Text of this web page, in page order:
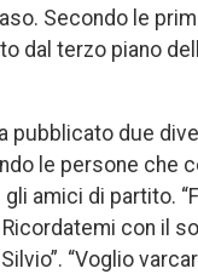
Secondo le
dal terzo piano
pubblicato due
le persone che
amici di partito.
con il
“Voglio